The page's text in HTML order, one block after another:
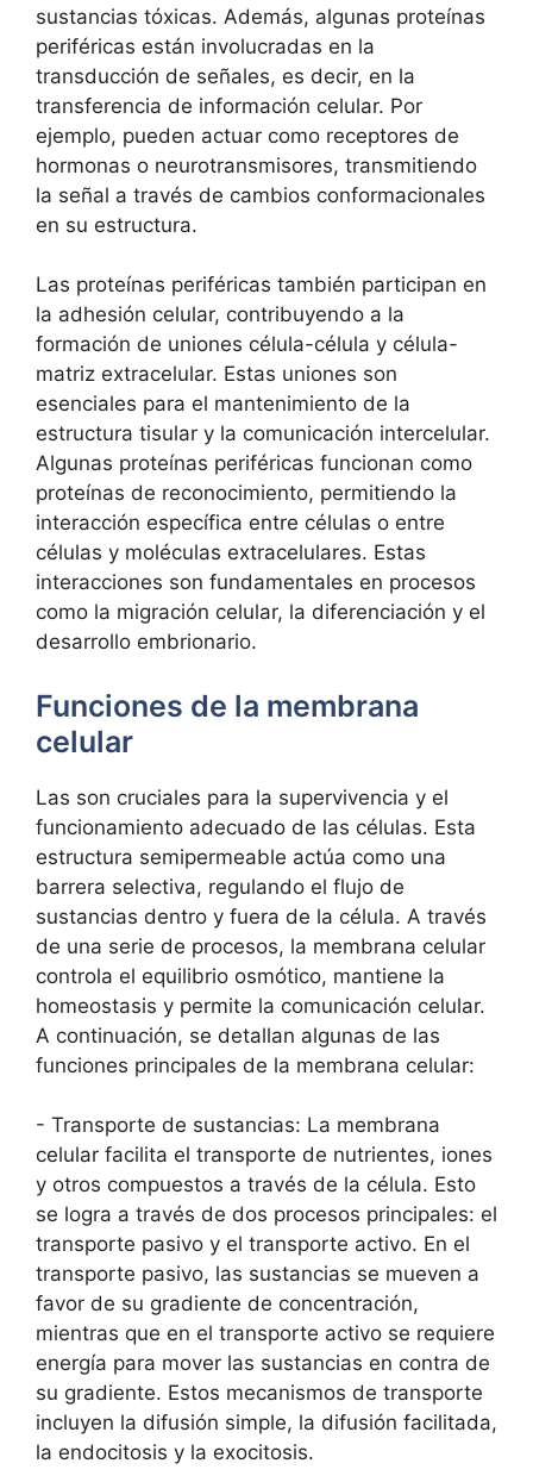
sustancias tóxicas. Además, algunas proteínas
periféricas están involucradas ​en la
transducción de señales, es decir, en la
transferencia‌ de ⁤información⁢ celular. ‌Por
ejemplo, ⁢pueden actuar como‌ receptores de‌
hormonas o neurotransmisores, transmitiendo
la⁤ señal a través de cambios conformacionales
en su ‌estructura.
Las proteínas periféricas también participan en
la adhesión celular, contribuyendo a la
formación de uniones célula-célula y célula-
matriz extracelular. Estas uniones ⁢son
esenciales⁤ para el mantenimiento de la
estructura ⁣tisular y la ⁤comunicación intercelular.
‍Algunas proteínas periféricas funcionan como
‍proteínas de reconocimiento,‌ permitiendo la
⁢interacción específica entre células o entre
células y​ moléculas extracelulares. Estas⁣
interacciones‍ son fundamentales en procesos
como la ⁢migración celular, la diferenciación y el
‍desarrollo embrionario.
Funciones de la membrana
celular
Las son cruciales ‍para la supervivencia y el
funcionamiento adecuado⁣ de las células. Esta⁣
estructura semipermeable actúa como una
barrera selectiva, regulando el flujo de‍
sustancias dentro y‌ fuera de la célula. A través
de una serie de procesos, la membrana celular⁣
controla⁢ el equilibrio osmótico, mantiene la
homeostasis y permite la comunicación celular.
A continuación, ‌se detallan algunas de las
funciones​ principales de la membrana celular:
-‌ Transporte de sustancias: La membrana
celular facilita el‌ transporte de nutrientes, iones⁣
y otros compuestos a‍ través de la célula. Esto
‌se logra ⁢a través de dos‌ procesos principales: el
⁢transporte⁣ pasivo ​y el transporte activo. En el
transporte pasivo, las sustancias se mueven ​a ​
favor de su gradiente de​ concentración,
‌mientras que en⁤ el transporte activo se requiere
energía para mover las sustancias⁢ en contra de
su ⁢gradiente. Estos mecanismos de transporte
incluyen la‍ difusión simple, la difusión facilitada,
​la endocitosis y la exocitosis.